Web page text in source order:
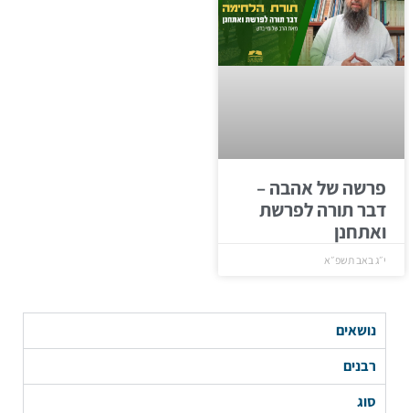
נושאים
רבנים
סוג
פרשה של אהבה –
דבר תורה לפרשת
ואתחנן
י״ג באב תשפ״א